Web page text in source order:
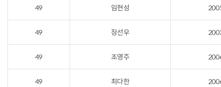
49 임현성
49 장선우
49 조영주
49 최다한